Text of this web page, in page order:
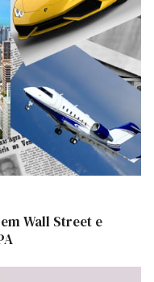
Wall Street e